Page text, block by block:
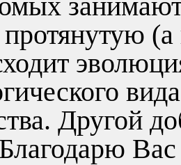
протянутую
Другой